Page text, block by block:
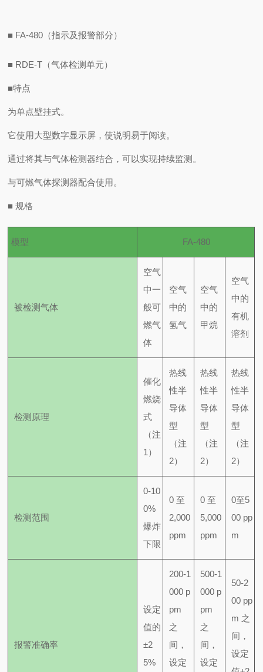
■ FA-480（指示及报警部分）
■ RDE-T（气体检测单元）
■特点
为单点壁挂式。
它使用大型数字显示屏，使说明易于阅读。
通过将其与气体检测器结合，可以实现持续监测。
与可燃气体探测器配合使用。
■ 规格
模型 FA-480
被检测气体
空气
中一
般可
燃气
体
空气
中的
氢气
空气
中的
甲烷
空气
中的
有机
溶剂
检测原理
催化
燃烧
式
（注
1）
热线
性半
导体
型
（注
2）
热线
性半
导体
型
（注
2）
热线
性半
导体
型
（注
2）
检测范围
0-10
0%
爆炸
下限
0 至
2,000
ppm
0 至
5,000
ppm
0至5
00 pp
m
报警准确率
设定
值的
±2
5%
200-1
000 p
pm
之
间，
设定
500-1
000 p
pm
之
间，
设定
50-2
00 pp
m 之
间，
设定